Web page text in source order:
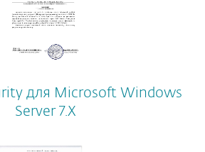
для Microsoft Windows
Server 7.X